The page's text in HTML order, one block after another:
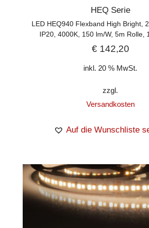
HEQ Serie
LED HEQ940 Flexband High Bright,
IP20, 4000K, 150 lm/W, 5m Rolle,
€142,20
inkl. 20 % MwSt.
zzgl.
Versandkosten
Auf die Wunschliste